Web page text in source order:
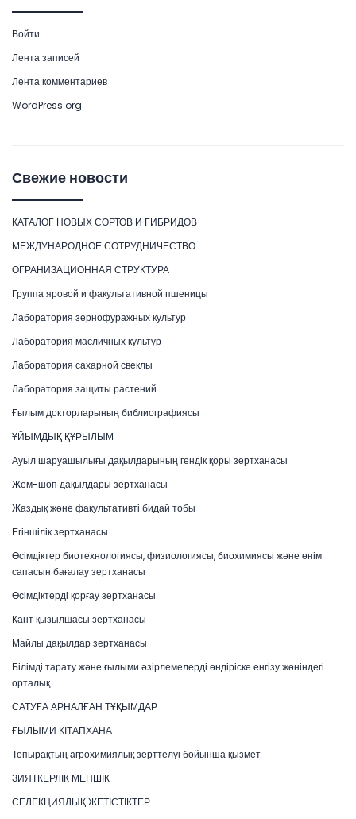
Войти
Лента записей
Лента комментариев
WordPress.org
Свежие новости
КАТАЛОГ НОВЫХ СОРТОВ И ГИБРИДОВ
МЕЖДУНАРОДНОЕ СОТРУДНИЧЕСТВО
ОГРАНИЗАЦИОННАЯ СТРУКТУРА
Группа яровой и факультативной пшеницы
Лаборатория зернофуражных культур
Лаборатория масличных культур
Лаборатория сахарной свеклы
Лаборатория защиты растений
Ғылым докторларының библиографиясы
ҰЙЫМДЫҚ ҚҰРЫЛЫМ
Ауыл шаруашылығы дақылдарының гендік қоры зертханасы
Жем-шөп дақылдары зертханасы
Жаздық және факультативті бидай тобы
Егіншілік зертханасы
Өсімдіктер биотехнологиясы, физиологиясы, биохимиясы және өнім
сапасын бағалау зертханасы
Өсімдіктерді қорғау зертханасы
Қант қызылшасы зертханасы
Майлы дақылдар зертханасы
Білімді тарату және ғылыми әзірлемелерді өндіріске енгізу жөніндегі
орталық
САТУҒА АРНАЛҒАН ТҰҚЫМДАР
ҒЫЛЫМИ КІТАПХАНА
Топырақтың агрохимиялық зерттелуі бойынша қызмет
ЗИЯТКЕРЛІК МЕНШІК
СЕЛЕКЦИЯЛЫҚ ЖЕТІСТІКТЕР